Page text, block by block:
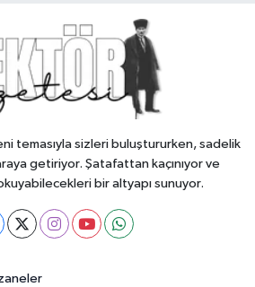
temasıyla sizleri buluştururken, sadelik
getiriyor. Şatafattan kaçınıyor ve
bir altyapı sunuyor.